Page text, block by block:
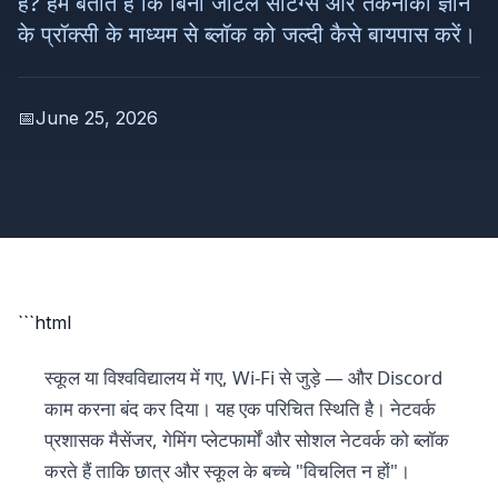
के प्रॉक्सी के माध्यम से ब्लॉक को जल्दी कैसे बायपास करें।
📅June 25, 2026
```html
स्कूल या विश्वविद्यालय में गए, Wi-Fi से जुड़े — और Discord
काम करना बंद कर दिया। यह एक परिचित स्थिति है। नेटवर्क
प्रशासक मैसेंजर, गेमिंग प्लेटफार्मों और सोशल नेटवर्क को ब्लॉक
करते हैं ताकि छात्र और स्कूल के बच्चे "विचलित न हों"।